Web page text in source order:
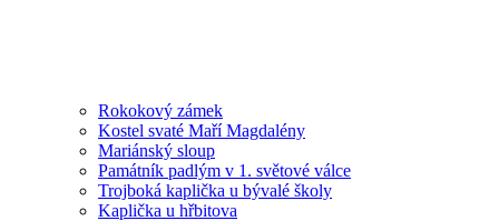
Rokokový zámek
Kostel svaté Maří Magdalény
Mariánský sloup
Památník padlým v 1. světové válce
Trojboká kaplička u bývalé školy
Kaplička u hřbitova